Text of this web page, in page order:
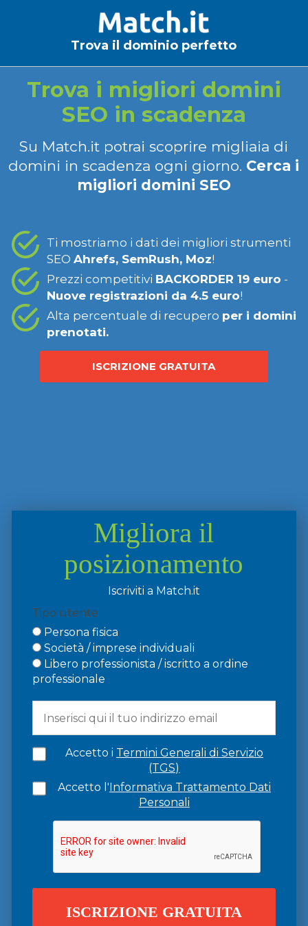
Trova il dominio perfetto
Trova i migliori domini
SEO in scadenza
Su Match.it potrai scoprire migliaia di
domini in scadenza ogni giorno. Cerca i
migliori domini SEO
Ti mostriamo i dati dei migliori strumenti
SEO Ahrefs, SemRush, Moz!
Prezzi competitivi BACKORDER 19 euro -
Nuove registrazioni da 4.5 euro!
Alta percentuale di recupero per i domini
prenotati.
ISCRIZIONE GRATUITA
Migliora il
posizionamento
Iscriviti a Match.it
Tipo utente
Persona fisica
Società / imprese individuali
Libero professionista / iscritto a ordine
professionale
Accetto i Termini Generali di Servizio
(TGS)
Accetto l'Informativa Trattamento Dati
Personali